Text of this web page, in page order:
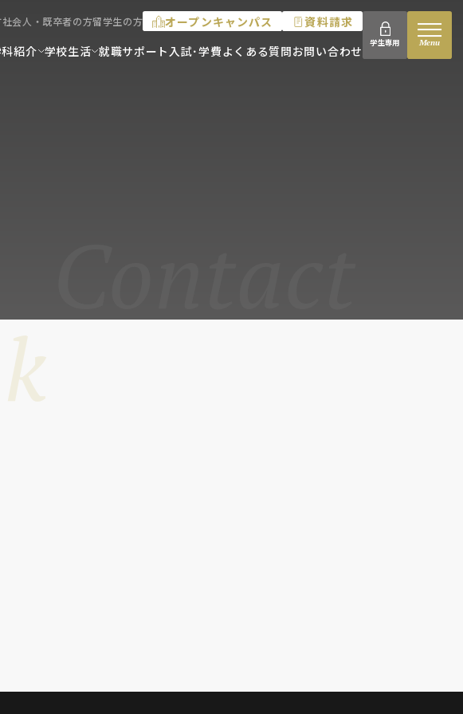
社会人・既卒者の方留学生の方 オープンキャンパス
資料請求
紹介 学校生活 就職サポート 入試･学費よくある質問お問い合わせ
学生専用 Menu